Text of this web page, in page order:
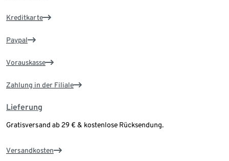
Kreditkarte
Paypal
Vorauskasse
Zahlung in der Filiale
Lieferung
Gratisversand ab 29 € & kostenlose Rücksendung.
Versandkosten